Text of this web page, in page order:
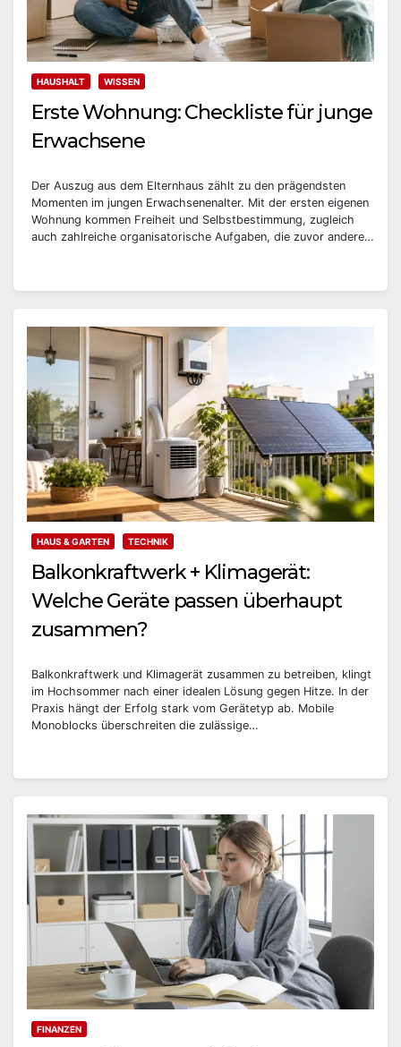
HAUSHALT WISSEN
Erste Wohnung: Checkliste für junge
Erwachsene
Der Auszug aus dem Elternhaus zählt zu den prägendsten
Momenten im jungen Erwachsenenalter. Mit der ersten eigenen
Wohnung kommen Freiheit und Selbstbestimmung, zugleich
auch zahlreiche organisatorische Aufgaben, die zuvor andere…
HAUS & GARTEN TECHNIK
Balkonkraftwerk + Klimagerät:
Welche Geräte passen überhaupt
zusammen?
Balkonkraftwerk und Klimagerät zusammen zu betreiben, klingt
im Hochsommer nach einer idealen Lösung gegen Hitze. In der
Praxis hängt der Erfolg stark vom Gerätetyp ab. Mobile
Monoblocks überschreiten die zulässige…
FINANZEN